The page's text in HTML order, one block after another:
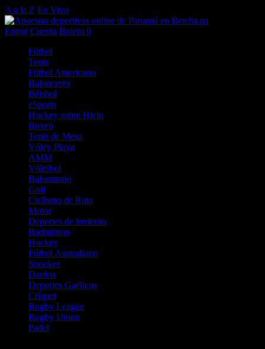
A a la Z En Vivo
Entrar Cuenta Boleto 0
Fútbol
Tenis
Fútbol Americano
Baloncesto
Béisbol
eSports
Hockey sobre Hielo
Boxeo
Tenis de Mesa
Vóley Playa
AMM
Vóleibol
Balonmano
Golf
Ciclismo de Ruta
Motor
Deportes de invierno
Badminton
Hockey
Fútbol Australiano
Snooker
Dardos
Deportes Gaélicos
Críquet
Rugby League
Rugby Union
Padel